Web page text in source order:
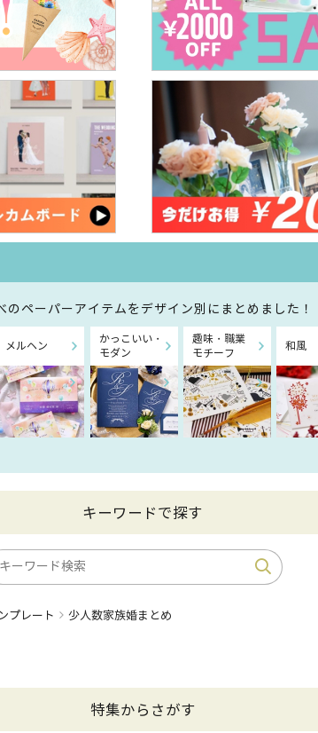
のペーパーアイテムをデザイン別にまとめました！
メルヘン
かっこいい・
モダン
趣味・職業
モチーフ
和風
キーワードで探す
プレート 少人数家族婚まとめ
特集からさがす